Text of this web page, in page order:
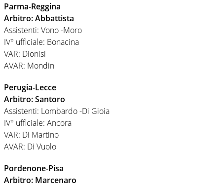
Parma-Reggina
Arbitro: Abbattista
Assistenti: Vono -Moro
IV° ufficiale: Bonacina
VAR: Dionisi
AVAR: Mondin
Perugia-Lecce
Arbitro: Santoro
Assistenti: Lombardo -Di Gioia
IV° ufficiale: Ancora
VAR: Di Martino
AVAR: Di Vuolo
Pordenone-Pisa
Arbitro: Marcenaro